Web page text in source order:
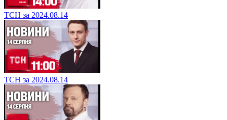
ТСН за 2024.08.14
ТСН за 2024.08.14